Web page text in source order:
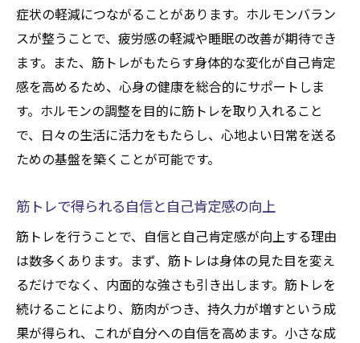
筋トレを利用したエネルギッシュな日々の
実現
日常の活動をサポートする筋力トレーニン
グ
筋トレで得られる日々の充実感
筋トレがライフスタイルに与えるポジティ
ブな影響
長続きする筋トレプランの作り方
筋トレの習慣化を助ける小さなステップ
モチベーションを維持する筋トレプランニ
ング
無理のない筋トレ頻度と強度の決め方
症状の軽減につながることがあります。ホルモンバラン
スが整うことで、疲労感の軽減や睡眠の改善が期待でき
ます。また、筋トレがもたらす身体的な変化が自己肯定
感を高めるため、心身の健康を総合的にサポートしま
す。ホルモンの調整を目的に筋トレを取り入れること
で、日々の生活に活力をもたらし、心地よい日常を送る
ための基盤を築くことが可能です。
筋トレで得られる自信と自己肯定感の向上
筋トレを行うことで、自信と自己肯定感が向上する理由
は数多くあります。まず、筋トレは身体の見た目を変え
るだけでなく、内面的な強さも引き出します。筋トレを
続けることにより、筋肉がつき、持久力が増すという成
果が得られ、これが自分への自信を高めます。小さな成